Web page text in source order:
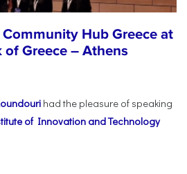
Hub Greece at
Greece – Athens
had the pleasure of speaking
of Innovation and Technology